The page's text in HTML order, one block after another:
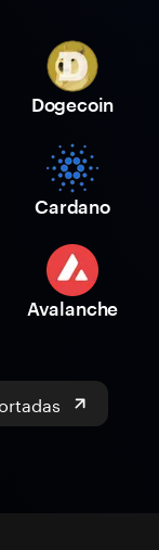
Dogecoin
Cardano
Avalanche